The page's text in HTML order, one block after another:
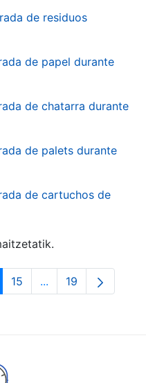
de residuos
de papel durante
de chatarra durante
de palets durante
de cartuchos de
Use TAB to navigate.
Orrialdea
15 ...Intermediate
Orrialdea
19